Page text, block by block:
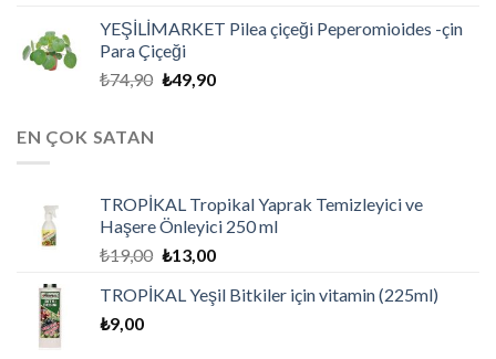
YEŞİLİMARKET Pilea çiçeği Peperomioides -çin
Para Çiçeği
₺74,90 ₺49,90
EN ÇOK SATAN
TROPİKAL Tropikal Yaprak Temizleyici ve
Haşere Önleyici 250 ml
₺19,00 ₺13,00
TROPİKAL Yeşil Bitkiler için vitamin (225ml)
₺9,00